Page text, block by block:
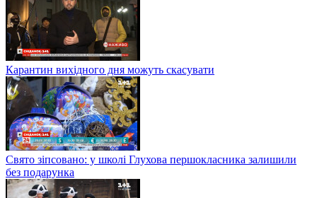
Карантин вихідного дня можуть скасувати
Свято зіпсовано: у школі Глухова першокласника залишили
без подарунка